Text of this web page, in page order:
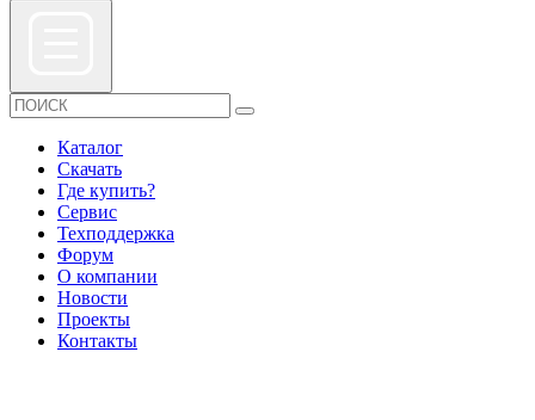
Каталог
Скачать
Где купить?
Сервис
Техподдержка
Форум
О компании
Новости
Проекты
Контакты